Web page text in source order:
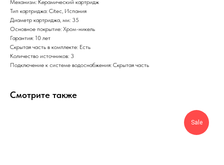
Механизм: Керамический картридж
Тип картриджа: Citec, Испания
Диаметр картриджа, мм: 35
Основное покрытие: Хром-никель
Гарантия: 10 лет
Скрытая часть в комплекте: Есть
Количество источников: 3
Подключение к системе водоснабжения: Скрытая часть
Смотрите также
Sale